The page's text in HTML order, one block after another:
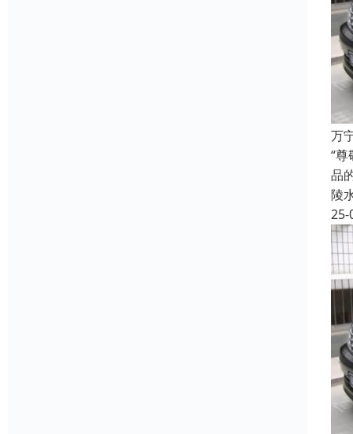
万
“
品
陵
25-